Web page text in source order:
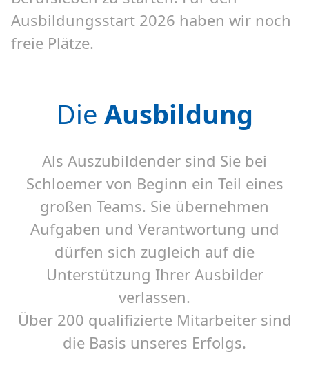
Ausbildungsstart 2026 haben wir noch
freie Plätze.
Die Ausbildung
Als Auszubildender sind Sie bei
Schloemer von Beginn ein Teil eines
großen Teams. Sie übernehmen
Aufgaben und Verantwortung und
dürfen sich zugleich auf die
Unterstützung Ihrer Ausbilder
verlassen.
Über 200 qualifizierte Mitarbeiter sind
die Basis unseres Erfolgs.